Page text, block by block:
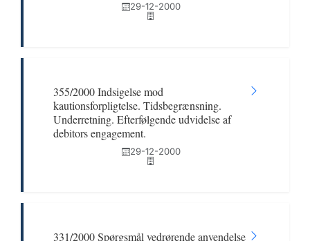
29-12-2000
355/2000 Indsigelse mod
kautionsforpligtelse. Tidsbegrænsning.
Underretning. Efterfølgende udvidelse af
debitors engagement.
29-12-2000
331/2000 Spørgsmål vedrørende anvendelse